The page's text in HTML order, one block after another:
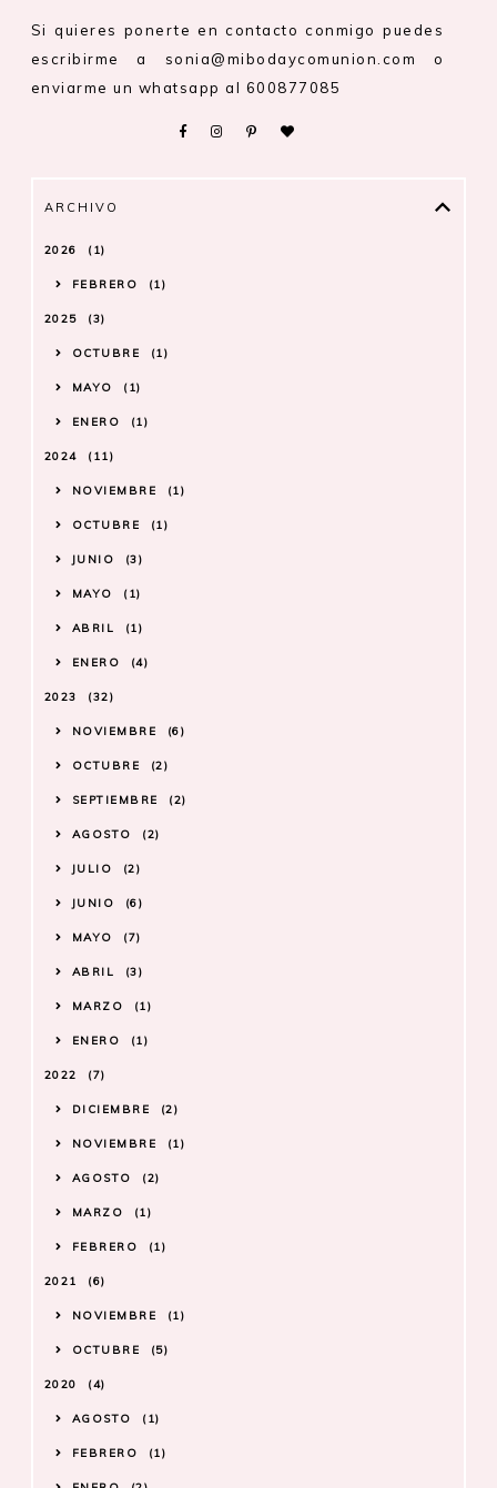
Si quieres ponerte en contacto conmigo puedes
escribirme a sonia@mibodaycomunion.com o
enviarme un whatsapp al 600877085
ARCHIVO
2026 1
FEBRERO 1
2025 3
OCTUBRE 1
MAYO 1
ENERO 1
2024 11
NOVIEMBRE 1
OCTUBRE 1
JUNIO 3
MAYO 1
ABRIL 1
ENERO 4
2023 32
NOVIEMBRE 6
OCTUBRE 2
SEPTIEMBRE 2
AGOSTO 2
JULIO 2
JUNIO 6
MAYO 7
ABRIL 3
MARZO 1
ENERO 1
2022 7
DICIEMBRE 2
NOVIEMBRE 1
AGOSTO 2
MARZO 1
FEBRERO 1
2021 6
NOVIEMBRE 1
OCTUBRE 5
2020 4
AGOSTO 1
FEBRERO 1